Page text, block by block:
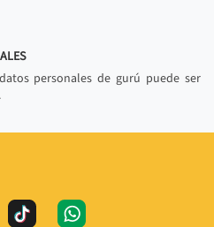
personales de gurú puede ser
.